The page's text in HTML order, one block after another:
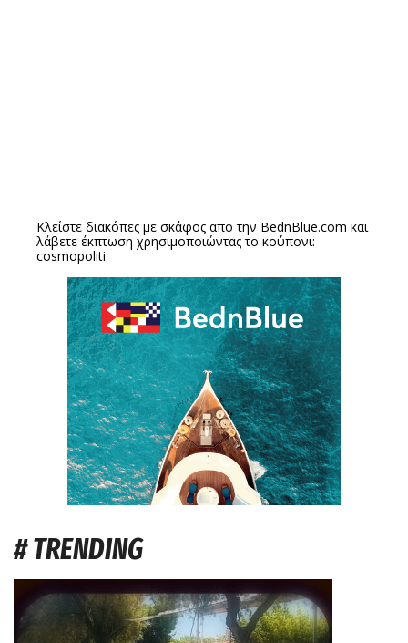
Κλείστε διακόπες με σκάφος απο την BednBlue.com και
λάβετε έκπτωση χρησιμοποιώντας το κούπονι:
cosmopoliti
# TRENDING